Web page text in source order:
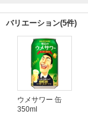
バリエーション(5件)
ウメサワー 缶
350ml